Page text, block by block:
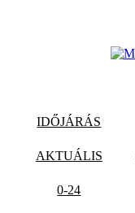
IDŐJÁRÁS
AKTUÁLIS
0-24